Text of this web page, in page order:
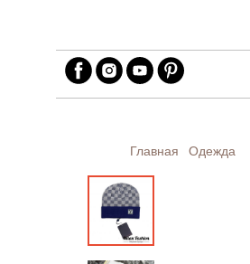
Главная Одежда